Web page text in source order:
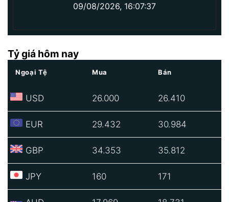
09/08/2026, 16:07:37
Tỷ giá hôm nay
Ngoại Tệ Mua Bán
USD 26.000 26.410
EUR 29.432 30.984
GBP 34.353 35.812
JPY 160 171